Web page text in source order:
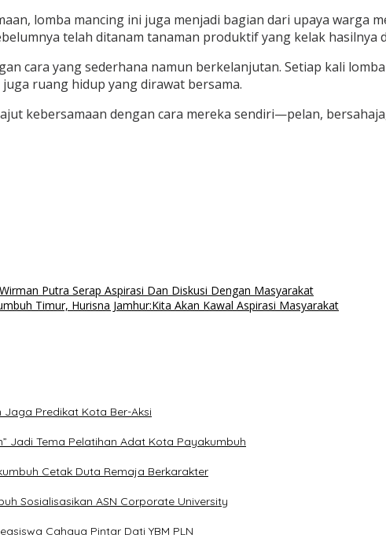
lomba mancing ini juga menjadi bagian dari upaya warga
telah ditanam tanaman produktif yang kelak hasilnya
cara yang sederhana namun berkelanjutan. Setiap kali
ruang hidup yang dirawat bersama.
kebersamaan dengan cara mereka sendiri—pelan,
Putra Serap Aspirasi Dan Diskusi Dengan Masyarakat
Timur, Hurisna Jamhur:Kita Akan Kawal Aspirasi Masyarakat
Predikat Kota Ber-Aksi
Jadi Tema Pelatihan Adat Kota Payakumbuh
Cetak Duta Remaja Berkarakter
Sosialisasikan ASN Corporate University
Cahaya Pintar Dati YBM PLN